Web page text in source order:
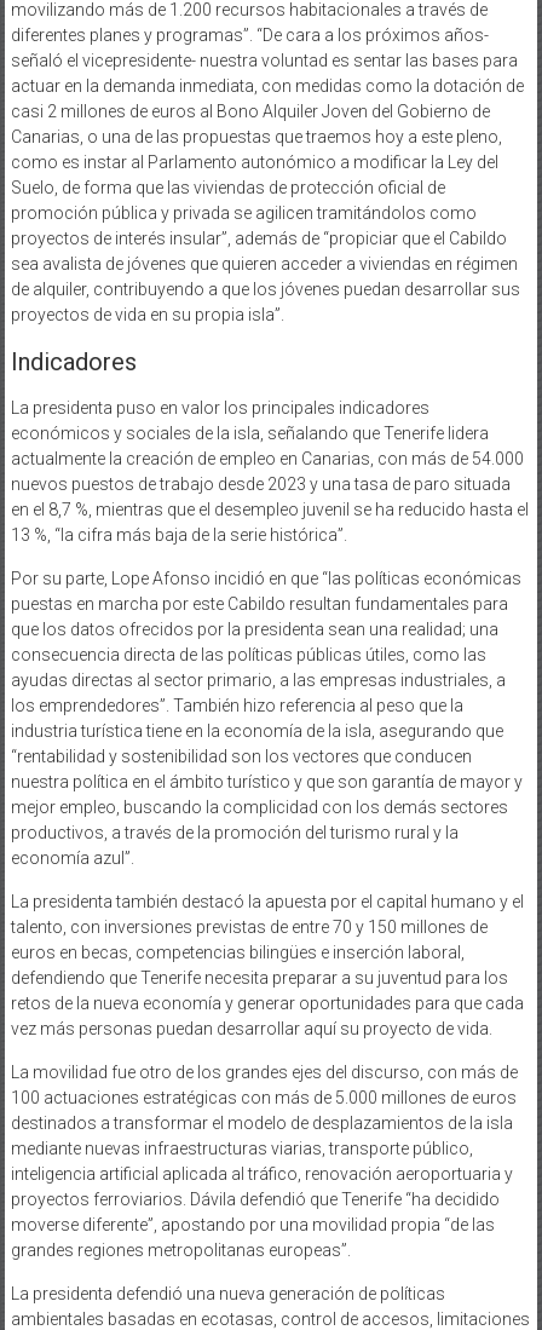
movilizando más de 1.200 recursos habitacionales a través de
diferentes planes y programas”. “De cara a los próximos años-
señaló el vicepresidente- nuestra voluntad es sentar las bases para
actuar en la demanda inmediata, con medidas como la dotación de
casi 2 millones de euros al Bono Alquiler Joven del Gobierno de
Canarias, o una de las propuestas que traemos hoy a este pleno,
como es instar al Parlamento autonómico a modificar la Ley del
Suelo, de forma que las viviendas de protección oficial de
promoción pública y privada se agilicen tramitándolos como
proyectos de interés insular”, además de “propiciar que el Cabildo
sea avalista de jóvenes que quieren acceder a viviendas en régimen
de alquiler, contribuyendo a que los jóvenes puedan desarrollar sus
proyectos de vida en su propia isla”.
Indicadores
La presidenta puso en valor los principales indicadores
económicos y sociales de la isla, señalando que Tenerife lidera
actualmente la creación de empleo en Canarias, con más de 54.000
nuevos puestos de trabajo desde 2023 y una tasa de paro situada
en el 8,7 %, mientras que el desempleo juvenil se ha reducido hasta el
13 %, “la cifra más baja de la serie histórica”.
Por su parte, Lope Afonso incidió en que “las políticas económicas
puestas en marcha por este Cabildo resultan fundamentales para
que los datos ofrecidos por la presidenta sean una realidad; una
consecuencia directa de las políticas públicas útiles, como las
ayudas directas al sector primario, a las empresas industriales, a
los emprendedores”. También hizo referencia al peso que la
industria turística tiene en la economía de la isla, asegurando que
“rentabilidad y sostenibilidad son los vectores que conducen
nuestra política en el ámbito turístico y que son garantía de mayor y
mejor empleo, buscando la complicidad con los demás sectores
productivos, a través de la promoción del turismo rural y la
economía azul”.
La presidenta también destacó la apuesta por el capital humano y el
talento, con inversiones previstas de entre 70 y 150 millones de
euros en becas, competencias bilingües e inserción laboral,
defendiendo que Tenerife necesita preparar a su juventud para los
retos de la nueva economía y generar oportunidades para que cada
vez más personas puedan desarrollar aquí su proyecto de vida.
La movilidad fue otro de los grandes ejes del discurso, con más de
100 actuaciones estratégicas con más de 5.000 millones de euros
destinados a transformar el modelo de desplazamientos de la isla
mediante nuevas infraestructuras viarias, transporte público,
inteligencia artificial aplicada al tráfico, renovación aeroportuaria y
proyectos ferroviarios. Dávila defendió que Tenerife “ha decidido
moverse diferente”, apostando por una movilidad propia “de las
grandes regiones metropolitanas europeas”.
La presidenta defendió una nueva generación de políticas
ambientales basadas en ecotasas, control de accesos, limitaciones